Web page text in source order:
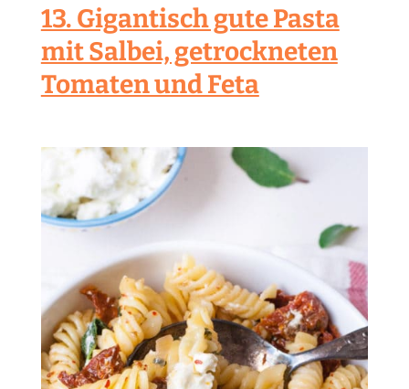
13. Gigantisch gute Pasta
mit Salbei, getrockneten
Tomaten und Feta